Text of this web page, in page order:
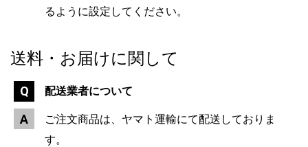
るように設定してください。
送料・お届けに関して
配送業者について
ご注文商品は、ヤマト運輸にて配送しておりま
す。